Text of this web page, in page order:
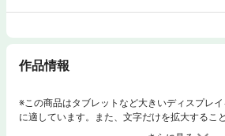
作品情報
※この商品はタブレットなど大きいディスプレ
に適しています。また、文字だけを拡大するこ
ト、検索、辞書の参照、引用などの機能が使用